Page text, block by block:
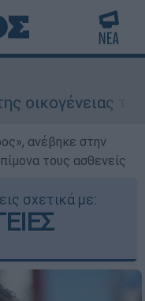
της 38χρονης
ανέβηκε στην
τους ασθενείς
σχετικά με: